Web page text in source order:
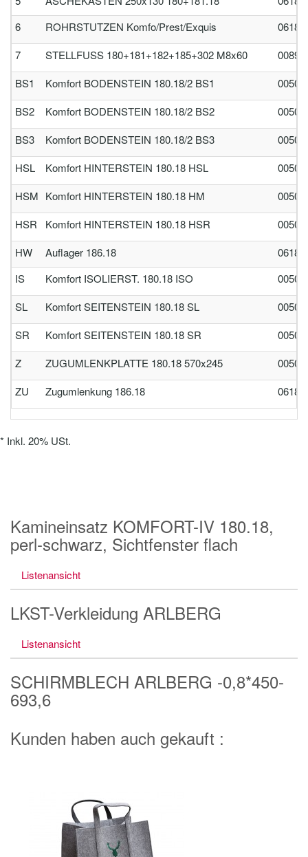
6
ROHRSTUTZEN Komfo/Prest/Exquis
7
STELLFUSS 180+181+182+185+302 M8x60
BS1
Komfort BODENSTEIN 180.18/2 BS1
BS2
Komfort BODENSTEIN 180.18/2 BS2
BS3
Komfort BODENSTEIN 180.18/2 BS3
HSL
Komfort HINTERSTEIN 180.18 HSL
HSM Komfort HINTERSTEIN 180.18 HM
HSR
Komfort HINTERSTEIN 180.18 HSR
HW
Auflager 186.18
IS
Komfort ISOLIERST. 180.18 ISO
SL
Komfort SEITENSTEIN 180.18 SL
SR
Komfort SEITENSTEIN 180.18 SR
Z
ZUGUMLENKPLATTE 180.18 570x245
ZU
Zugumlenkung 186.18
* Inkl. 20% USt.
Kamineinsatz KOMFORT-IV 180.18,
perl-schwarz, Sichtfenster flach
Listenansicht
LKST-Verkleidung ARLBERG
Listenansicht
SCHIRMBLECH ARLBERG -0,8*450-
693,6
Kunden haben auch gekauft :